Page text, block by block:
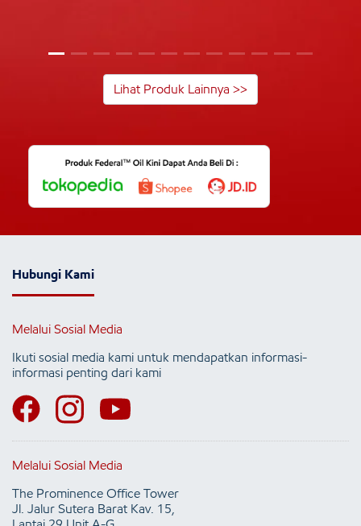
Lihat Produk Lainnya >>
Hubungi Kami
Melalui Sosial Media
Ikuti sosial media kami untuk mendapatkan informasi-
informasi penting dari kami
Melalui Sosial Media
The Prominence Office Tower
Jl. Jalur Sutera Barat Kav. 15,